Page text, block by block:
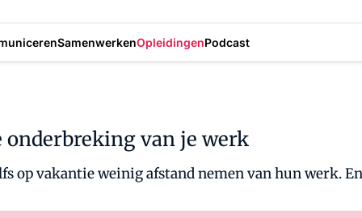
SamenwerkenOpleidingenPodcast
van je werk
op vakantie weinig afstand nemen van hun werk.